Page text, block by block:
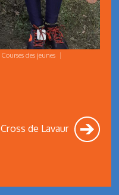
Courses des jeunes |
Cross de Lavaur